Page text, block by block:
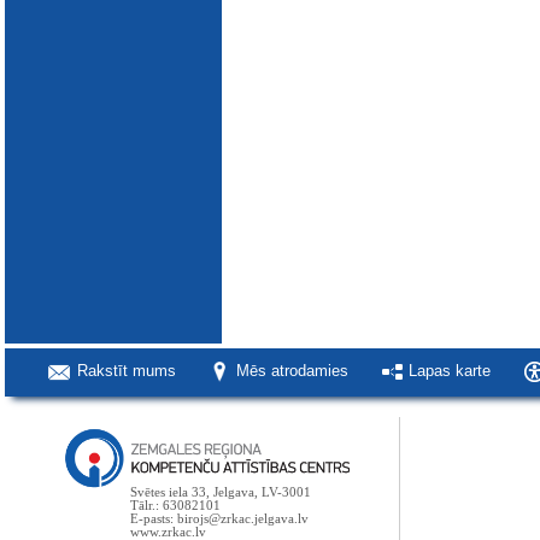
Rakstīt mums Mēs atrodamies Lapas karte
Svētes iela 33, Jelgava, LV-3001
Tālr.: 63082101
E-pasts: birojs@zrkac.jelgava.lv
www.zrkac.lv